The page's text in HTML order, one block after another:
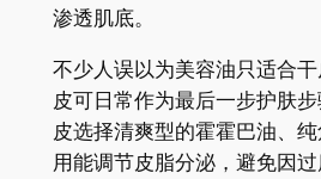
渗透肌底。
不少人误以为美容油只适合
皮可日常作为最后一步护肤
皮选择清爽型的霍霍巴油、
用能调节皮脂分泌，避免因